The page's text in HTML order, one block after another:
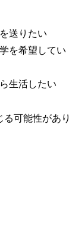
送りたい
を希望してい
生活したい
る可能性があり